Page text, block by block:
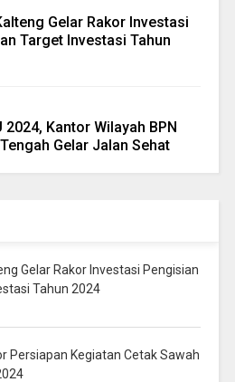
Gelar Rakor Investasi
Target Investasi Tahun
2024, Kantor Wilayah BPN
Gelar Jalan Sehat
Gelar Rakor Investasi Pengisian
Tahun 2024
Persiapan Kegiatan Cetak Sawah